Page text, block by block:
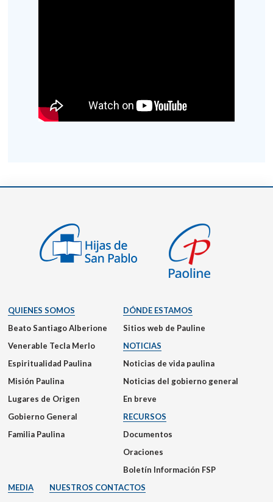
QUIENES SOMOS
Beato Santiago Alberione
Venerable Tecla Merlo
Espiritualidad Paulina
Misión Paulina
Lugares de Origen
Gobierno General
Familia Paulina
DÓNDE ESTAMOS
Sitios web de Pauline
NOTICIAS
Noticias de vida paulina
Noticias del gobierno general
En breve
RECURSOS
Documentos
Oraciones
Boletín Información FSP
MEDIA
NUESTROS CONTACTOS